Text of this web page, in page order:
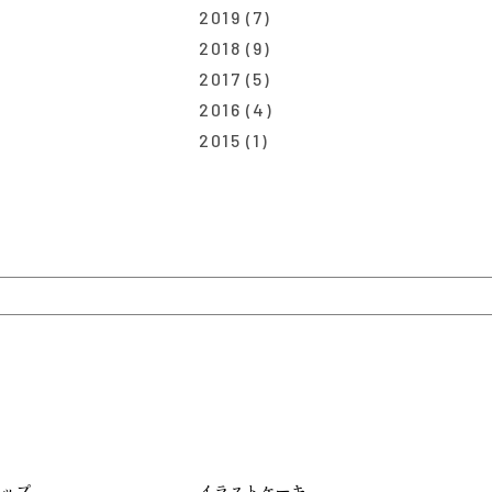
2019 (7)
2018 (9)
2017 (5)
2016 (4)
2015 (1)